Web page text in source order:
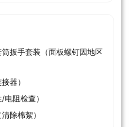
扳手套装（面板螺钉因地区
器）
阻检查）
除棉絮）